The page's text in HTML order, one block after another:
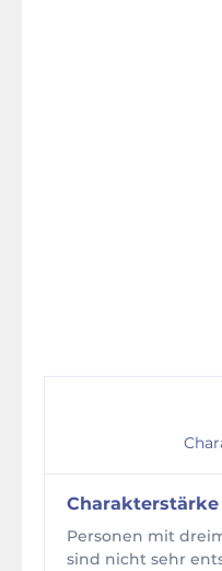
Charakterstärke
Personen mit
sind nicht sehr